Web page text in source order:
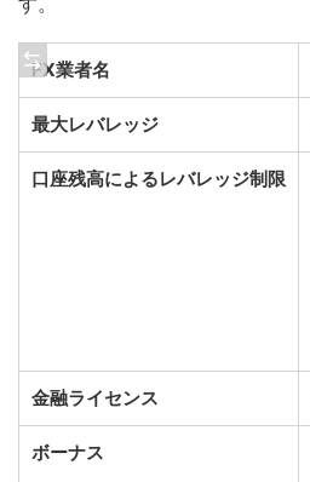
FX業者名
最大レバレッジ
口座残高によるレバレッジ制限
金融ライセンス
ボーナス